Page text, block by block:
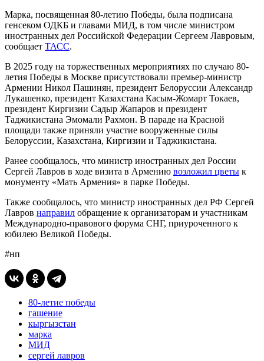
Марка, посвященная 80-летию Победы, была подписана
генсеком ОДКБ и главами МИД, в том числе министром
иностранных дел Российской Федерации Сергеем Лавровым,
сообщает ТАСС.
В 2025 году на торжественных мероприятиях по случаю 80-
летия Победы в Москве присутствовали премьер-министр
Армении Никол Пашинян, президент Белоруссии Александр
Лукашенко, президент Казахстана Касым-Жомарт Токаев,
президент Киргизии Садыр Жапаров и президент
Таджикистана Эмомали Рахмон. В параде на Красной
площади также приняли участие вооруженные силы
Белоруссии, Казахстана, Киргизии и Таджикистана.
Ранее сообщалось, что министр иностранных дел России
Сергей Лавров в ходе визита в Армению возложил цветы к
монументу «Мать Армения» в парке Победы.
Также сообщалось, что министр иностранных дел РФ Сергей
Лавров направил обращение к организаторам и участникам
Международно-правового форума СНГ, приуроченного к
юбилею Великой Победы.
#нп
80-летие победы
гашение
кыргызстан
марка
МИД
сергей лавров